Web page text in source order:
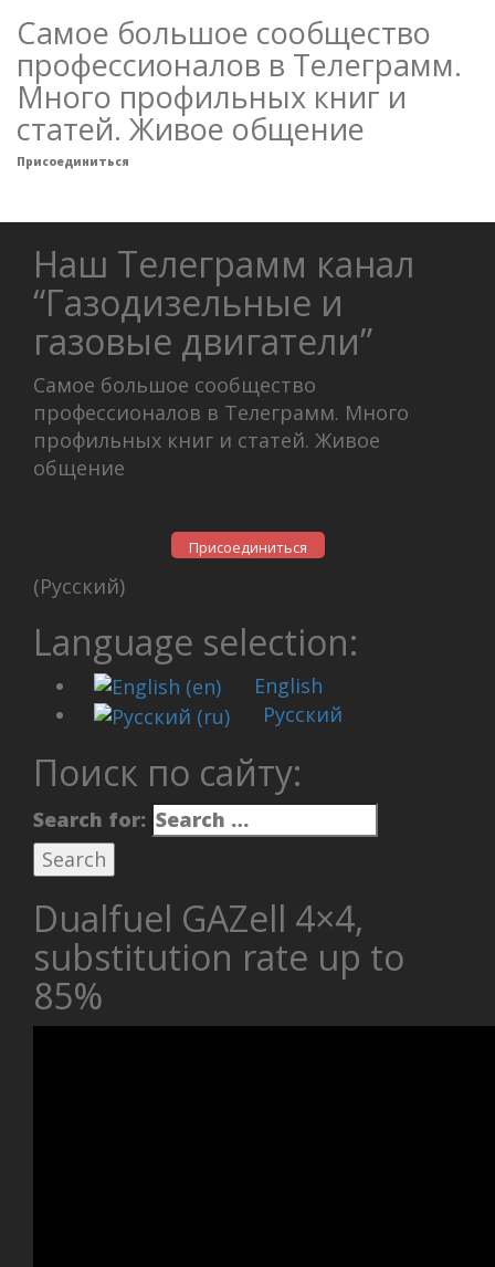
Самое большое сообщество
профессионалов в Телеграмм.
Много профильных книг и
статей. Живое общение
Присоединиться
Наш Телеграмм канал
“Газодизельные и
газовые двигатели”
Самое большое сообщество
профессионалов в Телеграмм. Много
профильных книг и статей. Живое
общение
Присоединиться
(Русский)
Language selection:
English
Русский
Поиск по сайту:
Search for:
Dualfuel GAZell 4×4,
substitution rate up to
85%